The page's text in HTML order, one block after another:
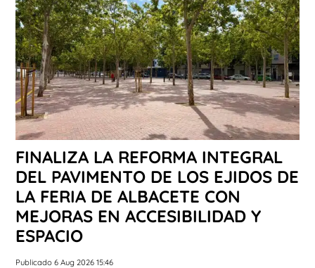
FINALIZA LA REFORMA INTEGRAL
DEL PAVIMENTO DE LOS EJIDOS DE
LA FERIA DE ALBACETE CON
MEJORAS EN ACCESIBILIDAD Y
ESPACIO
Publicado 6 Aug 2026 15:46